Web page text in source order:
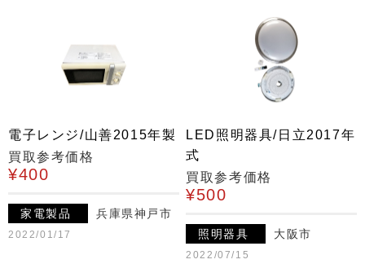
電子レンジ/山善2015年製
買取参考価格
¥400
家電製品 兵庫県神戸市
2022/01/17
LED照明器具/日立2017年
式
買取参考価格
¥500
照明器具 大阪市
2022/07/15